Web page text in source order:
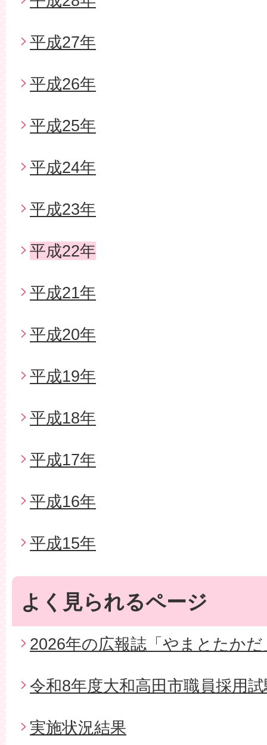
平成27年
平成26年
平成25年
平成24年
平成23年
平成22年
平成21年
平成20年
平成19年
平成18年
平成17年
平成16年
平成15年
よく見られるページ
2026年の広報誌「やまとたかだ
令和8年度大和高田市職員採用
実施状況結果